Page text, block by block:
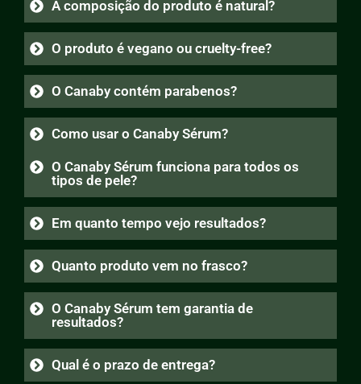
A composição do produto é natural?
O produto é vegano ou cruelty-free?
O Canaby contém parabenos?
Como usar o Canaby Sérum?
O Canaby Sérum funciona para todos os
tipos de pele?
Em quanto tempo vejo resultados?
Quanto produto vem no frasco?
O Canaby Sérum tem garantia de
resultados?
Qual é o prazo de entrega?